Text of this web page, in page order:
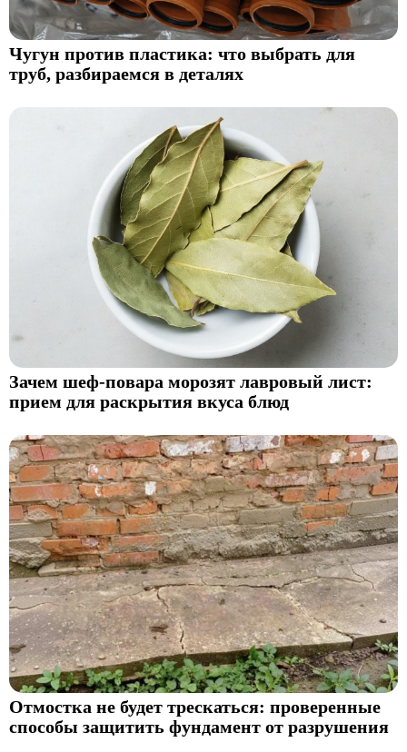
Чугун против пластика: что выбрать для
труб, разбираемся в деталях
Зачем шеф-повара морозят лавровый лист:
прием для раскрытия вкуса блюд
Отмостка не будет трескаться: проверенные
способы защитить фундамент от разрушения